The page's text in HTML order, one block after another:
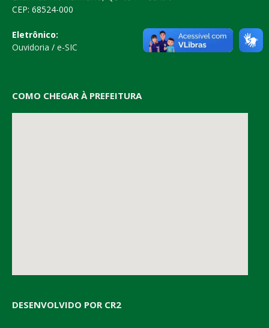
CEP: 68524-000
Eletrônico:
Ouvidoria / e-SIC
COMO CHEGAR À PREFEITURA
DESENVOLVIDO POR CR2